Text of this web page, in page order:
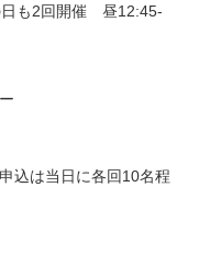
も2回開催 昼12:45-
込は当日に各回10名程